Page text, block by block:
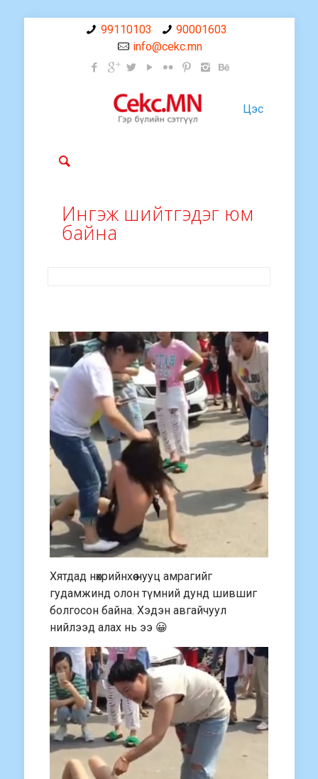
99110103
90001603
info@cekc.mn
Цэс
Ингэж шийтгэдэг юм
байна
Хятдад нөхрийнхөө нууц амрагийг
гудамжинд олон түмний дунд шившиг
болгосон байна. Хэдэн авгайчуул
нийлээд алах нь ээ 😀